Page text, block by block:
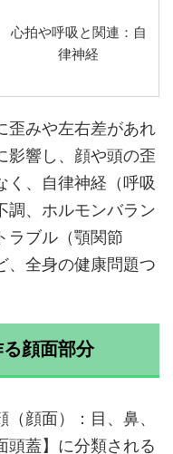
心拍や呼吸と関連：自
律神経
歪みや左右差があれ
影響し、顔や頭の歪
く、自律神経（呼吸
調、ホルモンバラン
ラブル（顎関節
、全身の健康問題つ
る顔面部分
（顔面）：目、鼻、
頭蓋】に分類される